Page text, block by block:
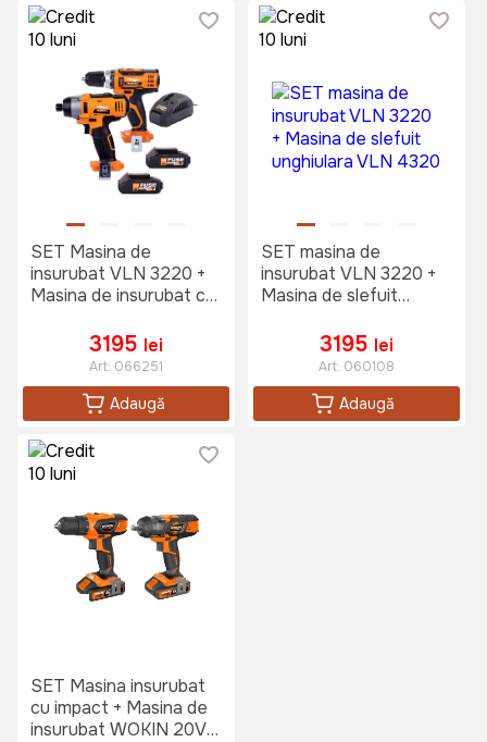
SET Masina de
insurubat VLN 3220 +
Masina de insurubat cu
3195 lei
Art: 066251
Adaugă
SET masina de
insurubat VLN 3220 +
Masina de slefuit
3195 lei
Art: 060108
Adaugă
SET Masina insurubat
cu impact + Masina de
insurubat WOKIN 20V